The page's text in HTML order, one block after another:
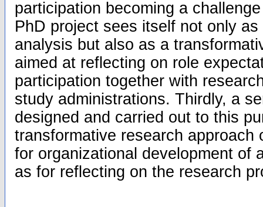
participation becoming a
PhD project sees itself not only
analysis but also as a
aimed at reflecting on role
participation together with
study administrations. Thirdly, a
designed and carried out to this
transformative research approach
for organizational development of
as for reflecting on the research